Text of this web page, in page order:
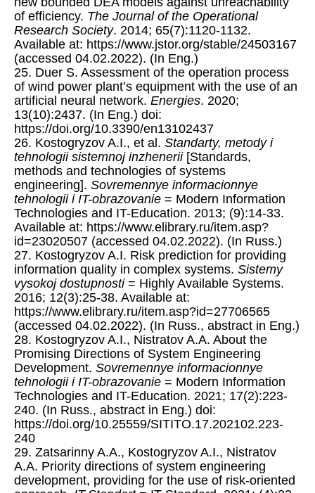
of efficiency. The Journal of the Operational
Research Society. 2014; 65(7):1120-1132.
Available at: https://www.jstor.org/stable/24503167
(accessed 04.02.2022). (In Eng.)
25. Duer S. Assessment of the operation process
of wind power plant’s equipment with the use of an
artificial neural network. Energies. 2020;
13(10):2437. (In Eng.) doi:
https://doi.org/10.3390/en13102437
26. Kostogryzov A.I., et al. Standarty, metody i
tehnologii sistemnoj inzhenerii[Standards,
methods and technologies of systems
engineering]. Sovremennye informacionnye
tehnologii i IT-obrazovanie = Modern Information
Technologies and IT-Education. 2013; (9):14-33.
Available at: https://www.elibrary.ru/item.asp?
id=23020507 (accessed 04.02.2022). (In Russ.)
27. Kostogryzov A.I. Risk prediction for providing
information quality in complex systems. Sistemy
vysokoj dostupnosti= Highly Available Systems.
2016; 12(3):25-38. Available at:
https://www.elibrary.ru/item.asp?id=27706565
(accessed 04.02.2022). (In Russ., abstract in Eng.)
28. Kostogryzov A.I., Nistratov A.A. About the
Promising Directions of System Engineering
Development. Sovremennye informacionnye
tehnologii i IT-obrazovanie = Modern Information
Technologies and IT-Education. 2021; 17(2):223-
240. (In Russ., abstract in Eng.) doi:
https://doi.org/10.25559/SITITO.17.202102.223-
240
29. Zatsarinny A.A., Kostogryzov A.I., Nistratov
A.A. Priority directions of system engineering
development, providing for the use of risk-oriented